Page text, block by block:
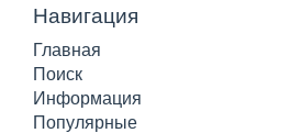
Навигация
Главная
Поиск
Информация
Популярные